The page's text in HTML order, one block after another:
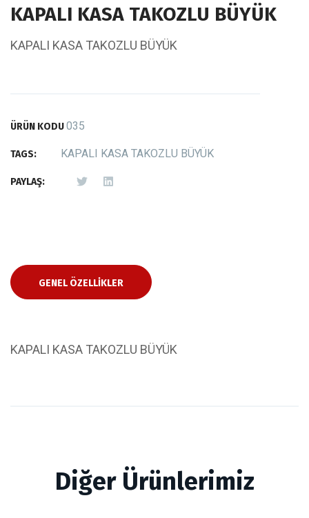
KAPALI KASA TAKOZLU BÜYÜK
KAPALI KASA TAKOZLU BÜYÜK
ÜRÜN KODU035
TAGS: KAPALI KASA TAKOZLU BÜYÜK
PAYLAŞ:
GENEL ÖZELLIKLER
KAPALI KASA TAKOZLU BÜYÜK
Diğer Ürünlerimiz